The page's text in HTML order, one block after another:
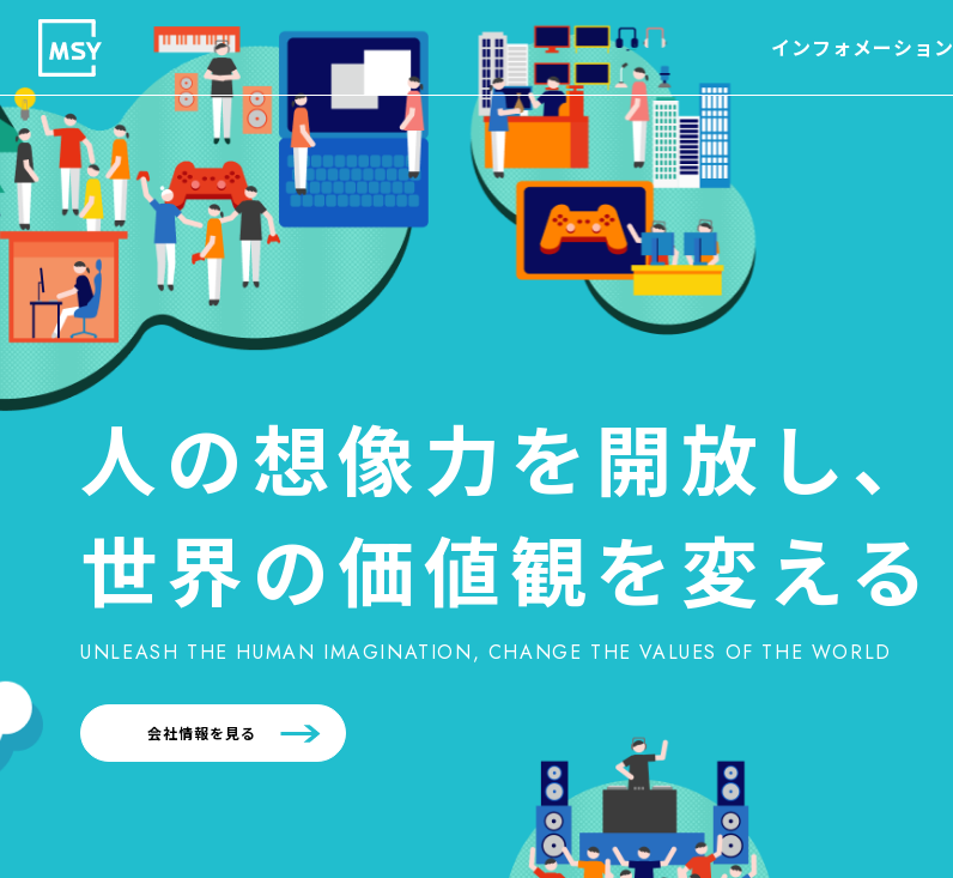
インフォメーション
人の想像力を開放し、
世界の価値観を変える
UNLEASH THE HUMAN IMAGINATION, CHANGE THE VALUES OF THE WORLD
会社情報を見る